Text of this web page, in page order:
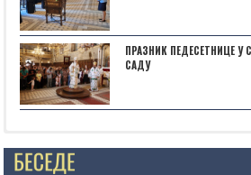
ПРАЗНИК ПЕДЕСЕТНИЦЕ
САДУ
Posts not found